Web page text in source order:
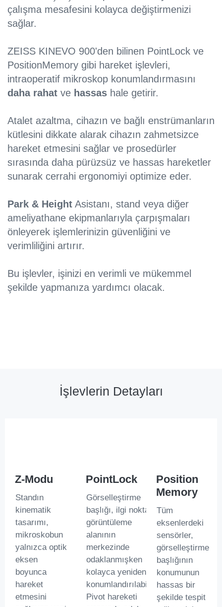
çalışma mesafesini kolayca değiştirmenizi
sağlar.
ZEISS KINEVO 900'den bilinen PointLock ve
PositionMemory gibi hareket işlevleri,
intraoperatif mikroskop konumlandırmasını
daha rahat ve hassas hale getirir.
Atalet azaltma, cihazın ve bağlı enstrümanların
kütlesini dikkate alarak cihazın zahmetsizce
hareket etmesini sağlar ve prosedürler
sırasında daha pürüzsüz ve hassas hareketler
sunarak cerrahi ergonomiyi optimize eder.
Park & Height Asistanı, stand veya diğer
ameliyathane ekipmanlarıyla çarpışmaları
önleyerek işlemlerinizin güvenliğini ve
verimliliğini artırır.
Bu işlevler, işinizi en verimli ve mükemmel
şekilde yapmanıza yardımcı olacak.
İşlevlerin Detayları
Z-Modu
Standın
kinematik
tasarımı,
mikroskobun
yalnızca optik
eksen
boyunca
hareket
etmesini
PointLock
Görselleştirme
başlığı, ilgi noktası
görüntüleme
alanının
merkezinde
odaklanmışken
kolayca yeniden
konumlandırılabilir.
Pivot hareketi
Position
Memory
Tüm
eksenlerdeki
sensörler,
görselleştirme
başlığının
konumunun
hassas bir
şekilde tespit